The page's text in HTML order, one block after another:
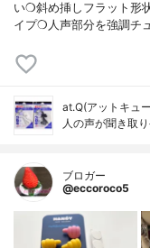
い❍斜め挿しフラット形
イプ❍人声部分を強調チ
at.Q(アットキュ
人の声が聞き取
ブロガー
@eccoroco5